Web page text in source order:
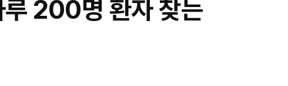
루 200명 환자 찾는